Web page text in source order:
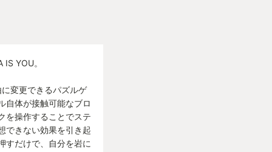
YOU。
変更できるパズルゲ
自体が接触可能なブロ
を操作することでステ
できない効果を引き起
すだけで、自分を岩に